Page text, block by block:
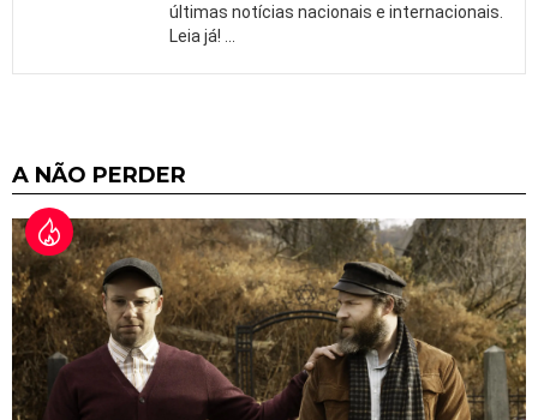
últimas notícias nacionais e internacionais.
Leia já!
A NÃO PERDER